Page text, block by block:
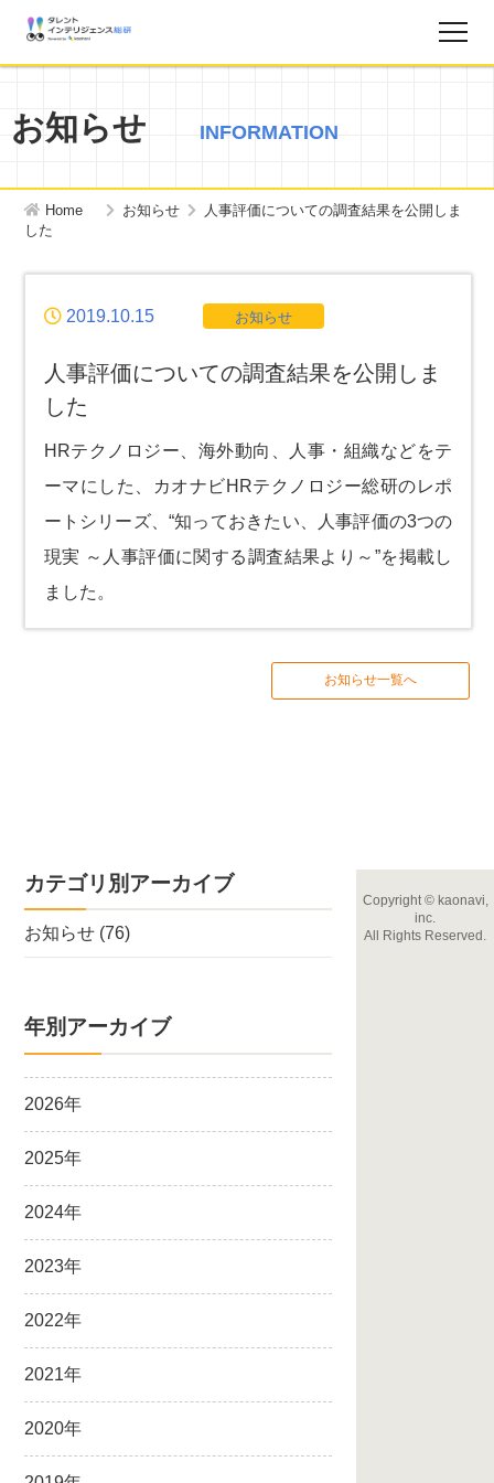
タレントインテリジェンス総研とは？
個人情報保護方針
サイトマップ
お知らせ INFORMATION
Home お知らせ
人事評価についての調査結果を公開しま
した
2019.10.15 お知らせ
人事評価についての調査結果を公開しま
した
HRテクノロジー、海外動向、人事・組織などをテ
ーマにした、カオナビHRテクノロジー総研のレポ
ートシリーズ、“知っておきたい、人事評価の3つの
現実 ～人事評価に関する調査結果より～”を掲載し
ました。
お知らせ一覧へ
カテゴリ別アーカイブ
お知らせ (76)
年別アーカイブ
2026年
2025年
2024年
2023年
2022年
2021年
2020年
Copyright©kaonavi,
inc.
All Rights Reserved.